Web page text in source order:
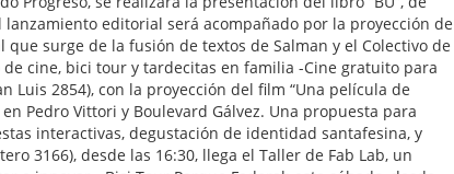
lanzamiento editorial será acompañado por la proyección de
que surge de la fusión de textos de Salman y el Colectivo de
cine, bici tour y tardecitas en familia -Cine gratuito para
Luis 2854), con la proyección del film “Una película de
Pedro Vittori y Boulevard Gálvez. Una propuesta para
interactivas, degustación de identidad santafesina, y
3166), desde las 16:30, llega el Taller de Fab Lab, un